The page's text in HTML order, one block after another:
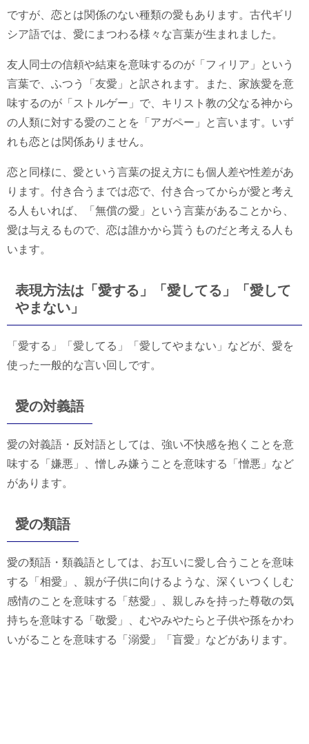
ですが、恋とは関係のない種類の愛もあります。古代ギリ
シア語では、愛にまつわる様々な言葉が生まれました。
友人同士の信頼や結束を意味するのが「フィリア」という
言葉で、ふつう「友愛」と訳されます。また、家族愛を意
味するのが「ストルゲー」で、キリスト教の父なる神から
の人類に対する愛のことを「アガペー」と言います。いず
れも恋とは関係ありません。
恋と同様に、愛という言葉の捉え方にも個人差や性差があ
ります。付き合うまでは恋で、付き合ってからが愛と考え
る人もいれば、「無償の愛」という言葉があることから、
愛は与えるもので、恋は誰かから貰うものだと考える人も
います。
表現方法は「愛する」「愛してる」「愛して
やまない」
「愛する」「愛してる」「愛してやまない」などが、愛を
使った一般的な言い回しです。
愛の対義語
愛の対義語・反対語としては、強い不快感を抱くことを意
味する「嫌悪」、憎しみ嫌うことを意味する「憎悪」など
があります。
愛の類語
愛の類語・類義語としては、お互いに愛し合うことを意味
する「相愛」、親が子供に向けるような、深くいつくしむ
感情のことを意味する「慈愛」、親しみを持った尊敬の気
持ちを意味する「敬愛」、むやみやたらと子供や孫をかわ
いがることを意味する「溺愛」「盲愛」などがあります。